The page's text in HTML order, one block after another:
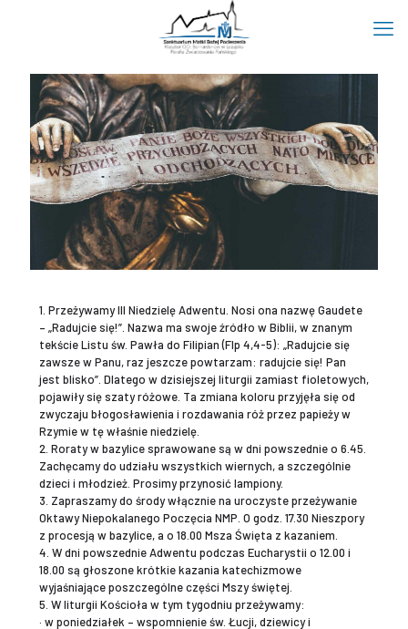
1. Przeżywamy III Niedzielę Adwentu. Nosi ona nazwę Gaudete
– „Radujcie się!”. Nazwa ma swoje źródło w Biblii, w znanym
tekście Listu św. Pawła do Filipian (Flp 4,4-5): „Radujcie się
zawsze w Panu, raz jeszcze powtarzam: radujcie się! Pan
jest blisko”. Dlatego w dzisiejszej liturgii zamiast fioletowych,
pojawiły się szaty różowe. Ta zmiana koloru przyjęła się od
zwyczaju błogosławienia i rozdawania róż przez papieży w
Rzymie w tę właśnie niedzielę.
2. Roraty w bazylice sprawowane są w dni powszednie o 6.45.
Zachęcamy do udziału wszystkich wiernych, a szczególnie
dzieci i młodzież. Prosimy przynosić lampiony.
3. Zapraszamy do środy włącznie na uroczyste przeżywanie
Oktawy Niepokalanego Poczęcia NMP. O godz. 17.30 Nieszpory
z procesją w bazylice, a o 18.00 Msza Święta z kazaniem.
4. W dni powszednie Adwentu podczas Eucharystii o 12.00 i
18.00 są głoszone krótkie kazania katechizmowe
wyjaśniające poszczególne części Mszy świętej.
5. W liturgii Kościoła w tym tygodniu przeżywamy:
· w poniedziałek – wspomnienie św. Łucji, dziewicy i